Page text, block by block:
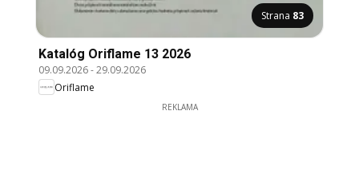
Strana 83
Katalóg Oriflame 13 2026
09.09.2026-29.09.2026
Oriflame
REKLAMA